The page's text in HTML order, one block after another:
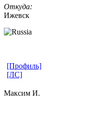
Откуда:
Ижевск
[Профиль]
[ЛС]
Максим И.